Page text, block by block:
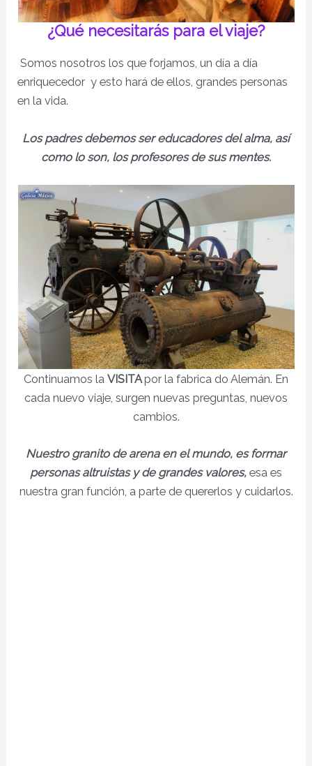
¿Qué necesitarás para el viaje?
Somos nosotros los que forjamos, un día a día
enriquecedor y esto hará de ellos, grandes personas
en la vida.
Los padres debemos ser educadores del alma, así
como lo son, los profesores de sus mentes.
Continuamos la VISITApor la fabrica do Alemán. En
cada nuevo viaje, surgen nuevas preguntas, nuevos
cambios.
Nuestro granito de arena en el mundo, es formar
personas altruistas y de grandes valores, esa es
nuestra gran función, a parte de quererlos y cuidarlos.